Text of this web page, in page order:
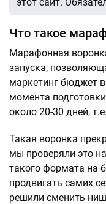
Что такое
Марафонная
запуска,
маркетинг бюджет
момента
около 20-30 дней,
Такая воронка
мы проверяли это
такого формата на
продвигать самих
решили сменить